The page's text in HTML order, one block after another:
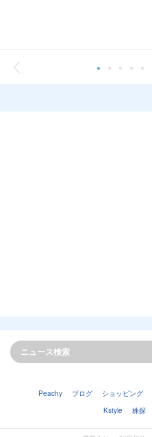
Peachy ブログ ショッピング
Kstyle
株探